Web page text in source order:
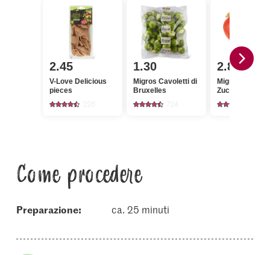
2.45
V-Love Delicious
pieces
1.30
Migros Cavoletti di
Bruxelles
2.85
Migros Zucca
Zucca
Come procedere
Preparazione: ca. 25 minuti